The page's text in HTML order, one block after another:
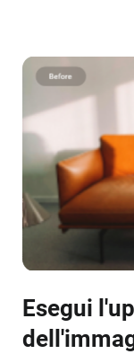
Esegui